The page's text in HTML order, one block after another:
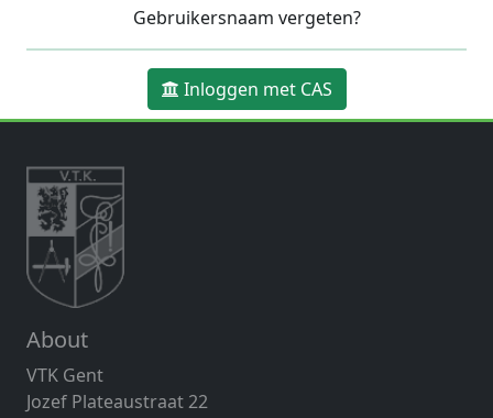
Gebruikersnaam vergeten?
Inloggen met CAS
About
VTK Gent
Jozef Plateaustraat 22